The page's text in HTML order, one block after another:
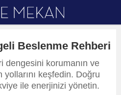
Beslenme Rehberi
dengesini korumanın ve
keşfedin. Doğru
ile enerjinizi yönetin.